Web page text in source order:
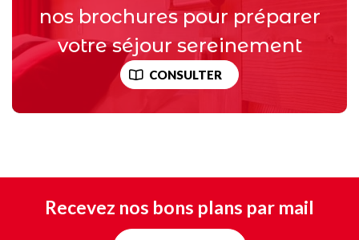
nos brochures pour préparer
votre séjour sereinement
CONSULTER
Recevez nos bons plans par mail